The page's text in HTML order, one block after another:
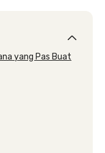
yang Pas Buat